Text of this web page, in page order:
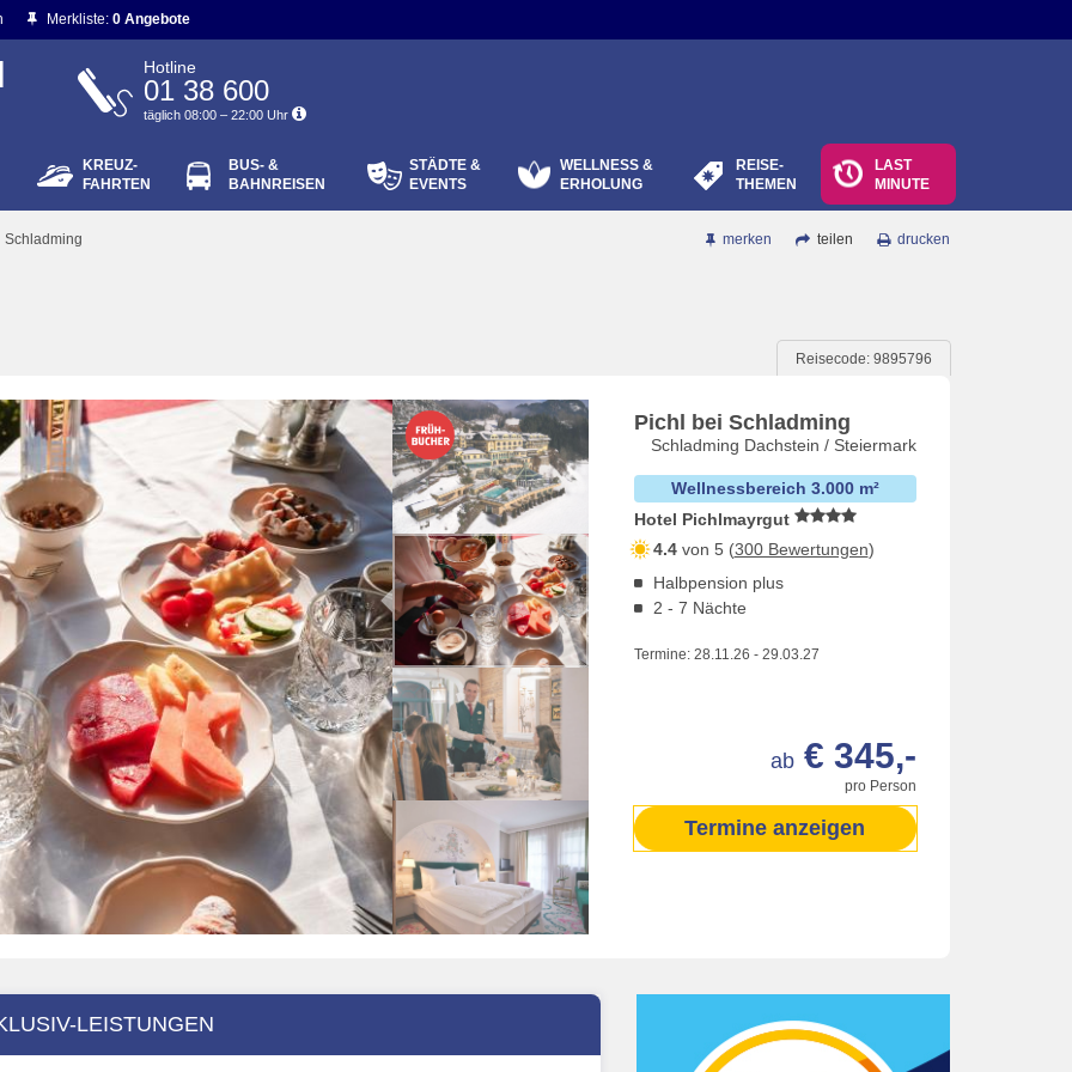
vergessen?
Merkliste: 0 Angebote
Hotline
01 38 600
täglich 08:00 – 22:00 Uhr
KREUZ-
FAHRTEN
BUS- &
BAHNREISEN
STÄDTE &
EVENTS
WELLNESS &
ERHOLUNG
REISE-
THEMEN
LAST
MINUTE
Schladming drucken
teilen
merken
Reisecode: 9895796
Pichl bei Schladming
Schladming Dachstein / Steiermark
Wellnessbereich 3.000 m²
Hotel Pichlmayrgut
4.4von 5 (300 Bewertungen)
Halbpension plus
2 - 7 Nächte
Termine: 28.11.26 - 29.03.27
pro Person
ab € 345,-
Termine anzeigen
LEISTUNGEN